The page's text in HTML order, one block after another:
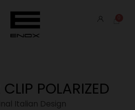
POLARIZED
Italian Design